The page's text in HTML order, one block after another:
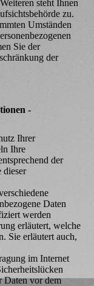
steht Ihnen
zu.
Umständen
Sie der
der
-
Ihrer
Ihre
der
dieser
Daten
werden
erläutert, welche
Sie erläutert auch,
im Internet
Daten vor dem